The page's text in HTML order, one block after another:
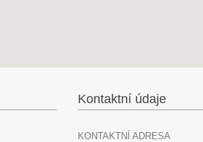
Kontaktní údaje
KONTAKTNÍ ADRESA